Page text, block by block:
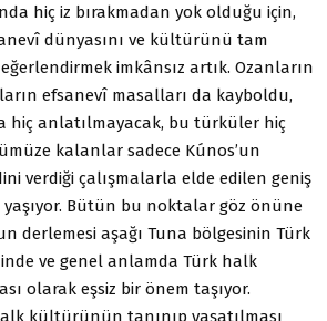
hiç iz bırakmadan yok olduğu için,
dünyasını ve kültürünü tam
imkânsız artık. Ozanların
efsanevî masalları da kayboldu,
hiç anlatılmayacak, bu türküler hiç
kalanlar sadece Kúnos’un
verdiği çalışmalarla elde edilen geniş
yaşıyor. Bütün bu noktalar göz önüne
derlemesi aşağı Tuna bölgesinin Türk
ve genel anlamda Türk halk
olarak eşsiz bir önem taşıyor.
kültürünün tanınıp yaşatılması